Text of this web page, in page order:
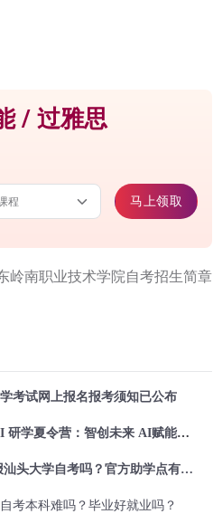
/ 过雅思
马上领取
岭南职业技术学院自考招生简章
考试网上报名报考须知已公布
2026年深大优课 AI 研学夏令营：智创未来 AI赋能成长
初中/小学文凭能报汕头大学自考吗？官方助学点有哪些？怎么报名？
考本科难吗？毕业好就业吗？